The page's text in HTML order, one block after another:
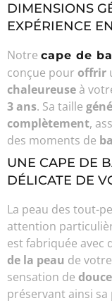
DIMENSIONS
EXPÉRIENCE
Notre cape de
conçue pour offrir
chaleureuse à
3 ans. Sa taille
complètement,
des moments de
UNE CAPE DE
DÉLICATE DE
La peau des tout-
attention
est fabriquée avec
de la peau de
sensation de
préservant ainsi sa